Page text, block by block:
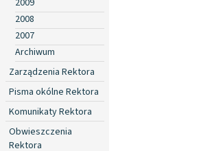
2008
2007
Archiwum
Zarządzenia Rektora
Pisma okólne Rektora
Komunikaty Rektora
Obwieszczenia
Rektora